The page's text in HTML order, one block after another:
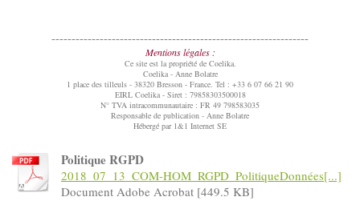
----------------------------------------------------------------
Mentions légales :
Ce site est la propriété de Coelika.
Coelika - Anne Bolatre
1 place des tilleuls - 38320 Bresson - France. Tel : +33 6 07 66 21 90
EIRL Coelika - Siret : 79858303500018
N° TVA intracommunautaire : FR 49 798583035
Responsable de publication - Anne Bolatre
Hébergé par 1&1 Internet SE
Politique RGPD
2018_07_13_COM-HOM_RGPD_PolitiqueDonnées[...]
Document Adobe Acrobat [449.5 KB]